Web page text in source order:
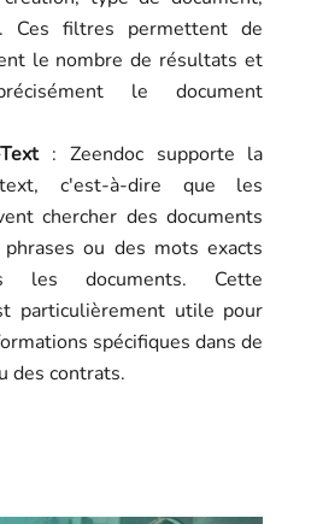
Ces filtres permettent de
le nombre de résultats et
le document
: Zeendoc supporte la
text, c'est-à-dire que les
chercher des documents
ou des mots exacts
les documents. Cette
particulièrement utile pour
spécifiques dans de
des contrats.